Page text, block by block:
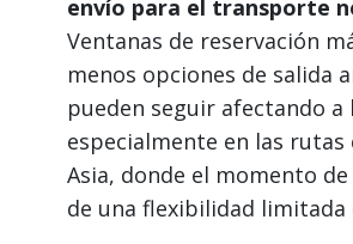
envío para el transporte
Ventanas de reservación
menos opciones de salida
pueden seguir afectando a
especialmente en las rutas
Asia, donde el momento
de una flexibilidad limitada